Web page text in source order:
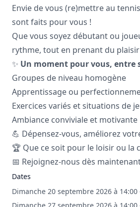
Envie de vous (re)mettre au
sont faits pour vous !
Que vous soyez débutant ou
rythme, tout en prenant du
✨ Un moment pour vous, entre
Groupes de niveau homogène
Apprentissage ou
Exercices variés et situations de
Ambiance conviviale et motivante
💪 Dépensez-vous, améliorez
🏆 Que ce soit pour le loisir ou la
📅 Rejoignez-nous dès
Dates
Dimanche 20 septembre 2026 à 14:00